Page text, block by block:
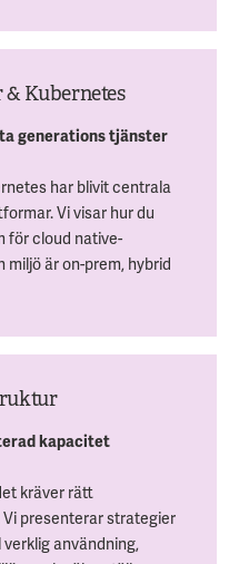
Kubernetes
generations tjänster
har blivit centrala
Vi visar hur du
för cloud native-
är on-prem, hybrid
kapacitet
kräver rätt
presenterar strategier
användning,